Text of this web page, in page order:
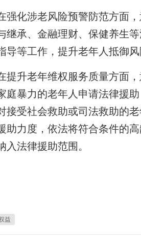
化涉老风险预警防范方面，
继承、金融理财、保健养生
导等工作，提升老年人抵御风
升老年维权服务质量方面，
庭暴力的老年人申请法律援
接受社会救助或司法救助的
助力度，依法将符合条件的
入法律援助范围。
益